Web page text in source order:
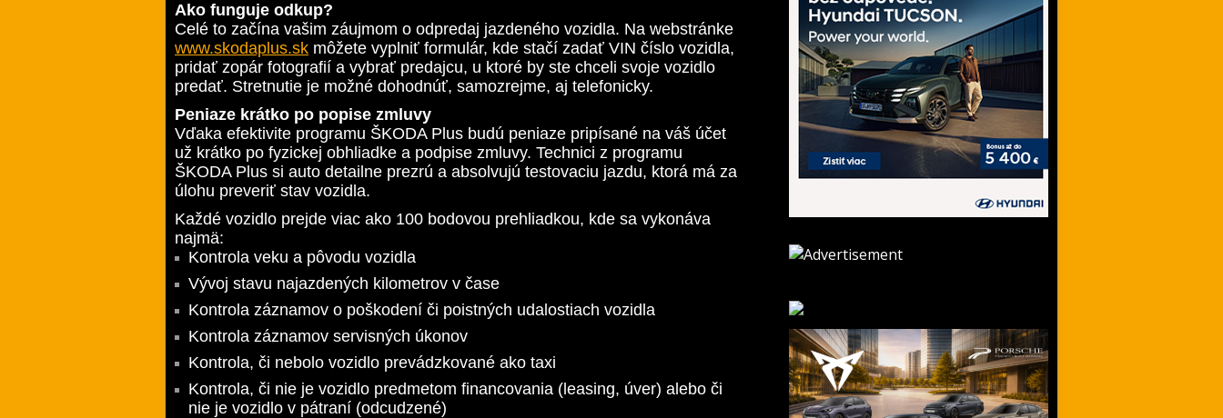
Ako funguje odkup?
Celé to začína vašim záujmom o odpredaj jazdeného vozidla. Na webstránke
www.skodaplus.sk môžete vyplniť formulár, kde stačí zadať VIN číslo vozidla,
pridať zopár fotografií a vybrať predajcu, u ktoré by ste chceli svoje vozidlo
predať. Stretnutie je možné dohodnúť, samozrejme, aj telefonicky.
Peniaze krátko po popise zmluvy
Vďaka efektivite programu ŠKODA Plus budú peniaze pripísané na váš účet
už krátko po fyzickej obhliadke a podpise zmluvy. Technici z programu
ŠKODA Plus si auto detailne prezrú a absolvujú testovaciu jazdu, ktorá má za
úlohu preveriť stav vozidla.
Každé vozidlo prejde viac ako 100 bodovou prehliadkou, kde sa vykonáva
najmä:
Kontrola veku a pôvodu vozidla
Vývoj stavu najazdených kilometrov v čase
Kontrola záznamov o poškodení či poistných udalostiach vozidla
Kontrola záznamov servisných úkonov
Kontrola, či nebolo vozidlo prevádzkované ako taxi
Kontrola, či nie je vozidlo predmetom financovania (leasing, úver) alebo či
nie je vozidlo v pátraní (odcudzené)